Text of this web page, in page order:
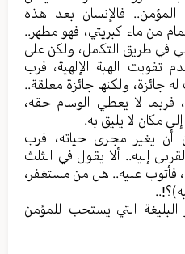
فالإنسان بعد هذه
من ماء كبريتي، فهو مطهر..
في طريق التكامل، ولكن على
تفويت الهبة الإلهية، فرب
جائزة، ولكنها جائزة معلقة..
فربما لا يعطي الوسام حقه،
مكان لا يليق به.
يغير مجرى حياته، فرب
إليه.. ألا يقول في الثلث
فأتوب عليه.. هل من مستغفر،
البليغة التي يستحب للمؤمن